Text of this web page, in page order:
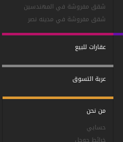
شقق مفروشة في المهندسين
شقق مفروشة في مدينه نصر
عقارات للبيع
عربة التسوق
من نحن
حسابي
خرائط جوجل